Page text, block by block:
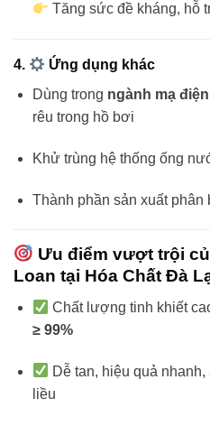
Tăng sức đề kháng, hỗ
4.
Ứng dụng khác
Dùng trong ngành mạ điện
rêu trong hồ bơi
Khử trùng hệ thống ống
Thành phần sản xuất phân
Ưu điểm vượt trội
Loan tại Hóa Chất Đà
Chất lượng tinh khiết
≥ 99%
Dễ tan, hiệu quả
liều